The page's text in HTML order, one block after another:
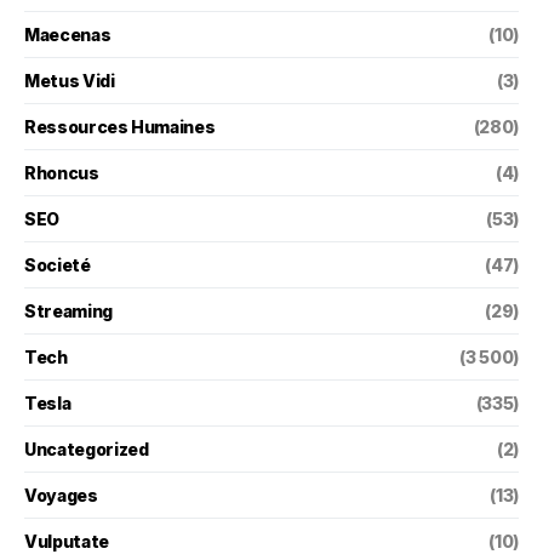
Maecenas (10)
Metus Vidi (3)
Ressources Humaines (280)
Rhoncus (4)
SEO (53)
Societé (47)
Streaming (29)
Tech (3 500)
Tesla (335)
Uncategorized (2)
Voyages (13)
Vulputate (10)